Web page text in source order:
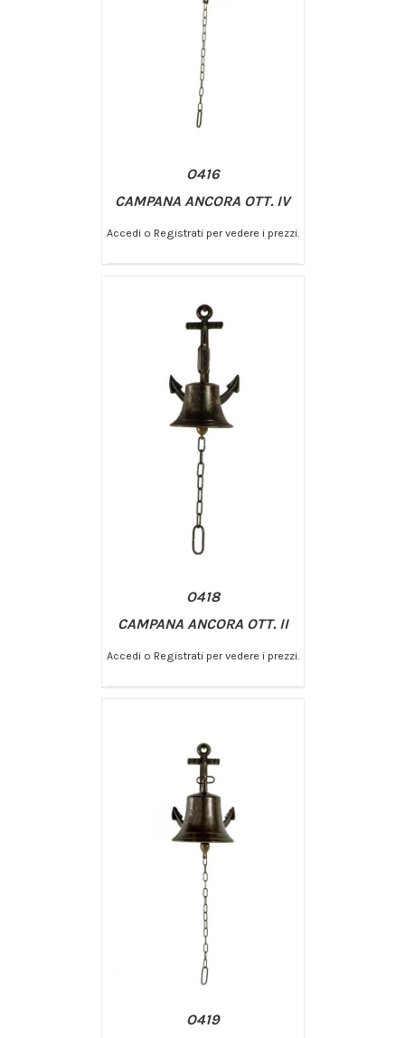
O416
CAMPANA ANCORA OTT. IV
Accedi o Registrati per vedere i prezzi.
O418
CAMPANA ANCORA OTT. II
Accedi o Registrati per vedere i prezzi.
O419